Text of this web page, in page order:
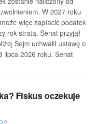
W 2027 roku
więc zapłacić podatek
rok stratą. Senat przyjął
Sejm uchwalił ustawę o
lipca 2026 roku. Senat
Fiskus oczekuje
0